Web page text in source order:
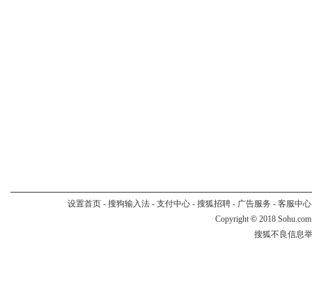
设置首页- 搜狗输入法- 支付中心- 搜狐招聘- 广告服务 - 客服中心
Copyright © 2018
搜狐不良信息